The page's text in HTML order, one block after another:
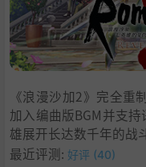
6.■画面
7
■战斗
8.■难度
10. 系统需求
11.支持作者
12.学习
《浪漫沙加2》完全重
加入编曲版BGM并支
雄展开长达数千年的战斗
最近评测: 好评 (40)